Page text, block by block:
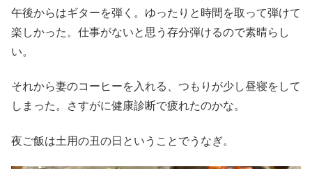
午後からはギターを弾く。ゆったりと時間を取って弾けて
楽しかった。仕事がないと思う存分弾けるので素晴らし
い。
それから妻のコーヒーを入れる、つもりが少し昼寝をして
しまった。さすがに健康診断で疲れたのかな。
夜ご飯は土用の丑の日ということでうなぎ。